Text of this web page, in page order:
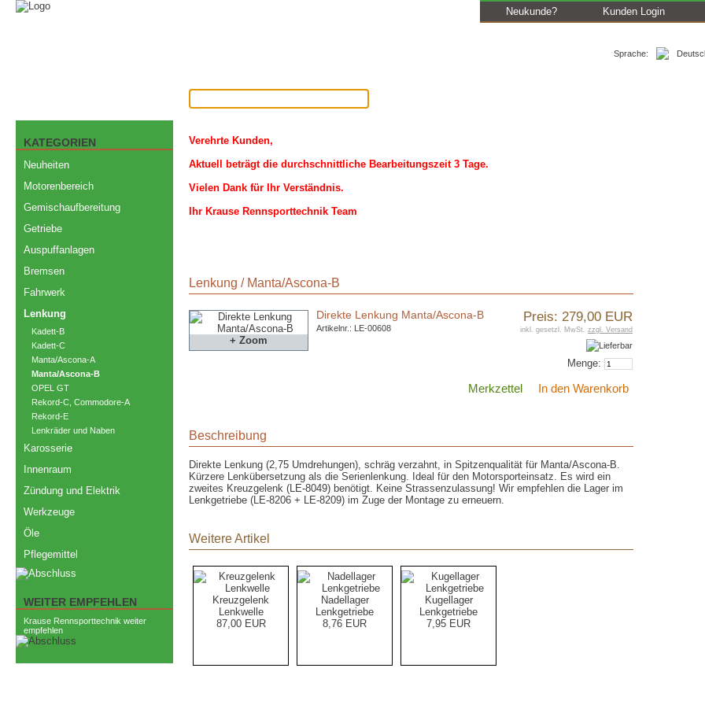
Kunden Login
Neukunde?
Sprache:
KATEGORIEN
Neuheiten
Motorenbereich
Gemischaufbereitung
Getriebe
Auspuffanlagen
Bremsen
Fahrwerk
Lenkung
Kadett-B
Kadett-C
Manta/Ascona-A
Manta/Ascona-B
OPEL GT
Rekord-C, Commodore-A
Rekord-E
Lenkräder und Naben
Karosserie
Innenraum
Zündung und Elektrik
Werkzeuge
Öle
Pflegemittel
WEITER EMPFEHLEN
Krause Rennsporttechnik weiter
empfehlen
Verehrte Kunden,
Aktuell beträgt die durchschnittliche Bearbeitungszeit 3 Tage.
Vielen Dank für Ihr Verständnis.
Ihr Krause Rennsporttechnik Team
Lenkung / Manta/Ascona-B
+ Zoom
Preis: 279,00 EUR
inkl. gesetzl. MwSt. zzgl. Versand
Direkte Lenkung Manta/Ascona-B
Artikelnr.: LE-00608
Menge:
In den Warenkorb
Merkzettel
Beschreibung
Direkte Lenkung (2,75 Umdrehungen), schräg verzahnt, in Spitzenqualität für Manta/Ascona-B.
Kürzere Lenkübersetzung als die Serienlenkung. Ideal für den Motorsporteinsatz. Es wird ein
zweites Kreuzgelenk (LE-8049) benötigt. Keine Strassenzulassung! Wir empfehlen die Lager im
Lenkgetriebe (LE-8206 + LE-8209) im Zuge der Montage zu erneuern.
Weitere Artikel
Kreuzgelenk
Lenkwelle
87,00 EUR
Nadellager
Lenkgetriebe
8,76 EUR
Kugellager
Lenkgetriebe
7,95 EUR